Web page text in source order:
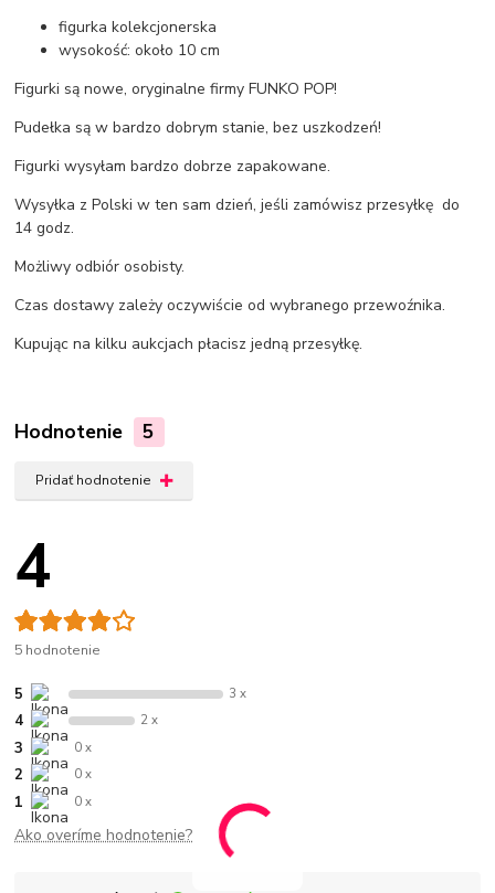
figurka kolekcjonerska
wysokość: około 10 cm
Figurki są nowe, oryginalne firmy FUNKO POP!
Pudełka są w bardzo dobrym stanie, bez uszkodzeń!
Figurki wysyłam bardzo dobrze zapakowane.
Wysyłka z Polski w ten sam dzień, jeśli zamówisz przesyłkę do
14 godz.
Możliwy odbiór osobisty.
Czas dostawy zależy oczywiście od wybranego przewoźnika.
Kupując na kilku aukcjach płacisz jedną przesyłkę.
Hodnotenie 5
Pridať hodnotenie
4
5 hodnotenie
5 3 x
4 2 x
3 0 x
2 0 x
1 0 x
Ako overíme hodnotenie?